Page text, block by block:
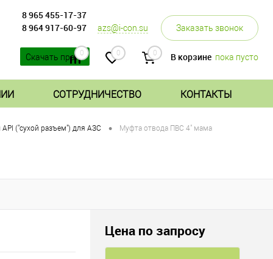
8 965 455-17-37
8 964 917-60-97
azs@i-con.su Заказать звонок
Скачать прайс
0 0 0 В корзине пока пусто
СОТРУДНИЧЕСТВО КОНТАКТЫ
("сухой разъем") для АЗС • Муфта отвода ПВС 4" мама
Цена по запросу